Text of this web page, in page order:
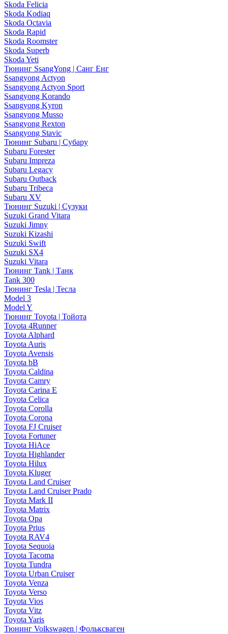
Skoda Felicia
Skoda Kodiaq
Skoda Octavia
Skoda Rapid
Skoda Roomster
Skoda Superb
Skoda Yeti
Тюнинг SsangYong | Санг Енг
Ssangyong Actyon
Ssangyong Actyon Sport
Ssangyong Korando
Ssangyong Kyron
Ssangyong Musso
Ssangyong Rexton
Ssangyong Stavic
Тюнинг Subaru | Субару
Subaru Forester
Subaru Impreza
Subaru Legacy
Subaru Outback
Subaru Tribeca
Subaru XV
Тюнинг Suzuki | Сузуки
Suzuki Grand Vitara
Suzuki Jimny
Suzuki Kizashi
Suzuki Swift
Suzuki SX4
Suzuki Vitara
Тюнинг Tank | Танк
Tank 300
Тюнинг Tesla | Тесла
Model 3
Model Y
Тюнинг Toyota | Тойота
Toyota 4Runner
Toyota Alphard
Toyota Auris
Toyota Avensis
Toyota bB
Toyota Caldina
Toyota Camry
Toyota Carina E
Toyota Celica
Toyota Corolla
Toyota Corona
Toyota FJ Cruiser
Toyota Fortuner
Toyota HiAce
Toyota Highlander
Toyota Hilux
Toyota Kluger
Toyota Land Cruiser
Toyota Land Cruiser Prado
Toyota Mark II
Toyota Matrix
Toyota Opa
Toyota Prius
Toyota RAV4
Toyota Sequoia
Toyota Tacoma
Toyota Tundra
Toyota Urban Cruiser
Toyota Venza
Toyota Verso
Toyota Vios
Toyota Vitz
Toyota Yaris
Тюнинг Volkswagen | Фольксваген